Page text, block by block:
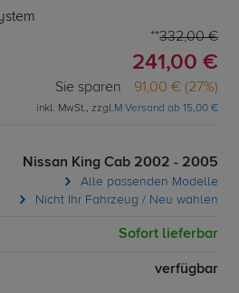
332,00 €
241,00 €
Sie sparen 91,00 € (27%)
inkl. MwSt., zzgl.M Versand ab 15,00 €
Nissan King Cab 2002 - 2005
Alle passenden Modelle
Nicht Ihr Fahrzeug / Neu wählen
Sofort lieferbar
verfügbar